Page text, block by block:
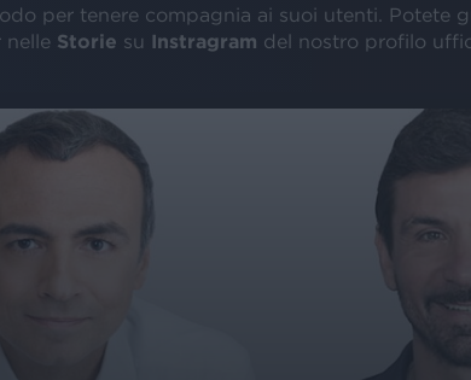
per tenere compagnia ai suoi utenti. Potete
nelle Storie su Instragram del nostro profilo